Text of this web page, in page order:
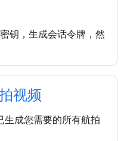
钥，生成会话令牌，然
视频
生成您需要的所有航拍